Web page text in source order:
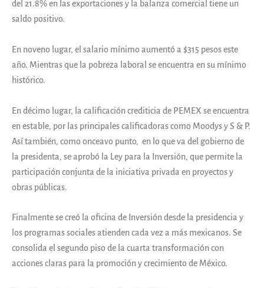
del 21.8% en las exportaciones y la balanza comercial tiene un
saldo positivo.
En noveno lugar, el salario mínimo aumentó a $315 pesos este
año. Mientras que la pobreza laboral se encuentra en su mínimo
histórico.
En décimo lugar, la calificación crediticia de PEMEX se encuentra
en estable, por las principales calificadoras como Moodys y S & P.
Así también, como onceavo punto, en lo que va del gobierno de
la presidenta, se aprobó la Ley para la Inversión, que permite la
participación conjunta de la iniciativa privada en proyectos y
obras públicas.
Finalmente se creó la oficina de Inversión desde la presidencia y
los programas sociales atienden cada vez a más mexicanos. Se
consolida el segundo piso de la cuarta transformación con
acciones claras para la promoción y crecimiento de México.